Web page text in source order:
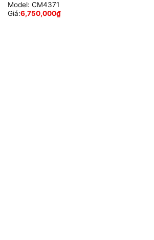
Model: CM4371
Giá:6,750,000₫